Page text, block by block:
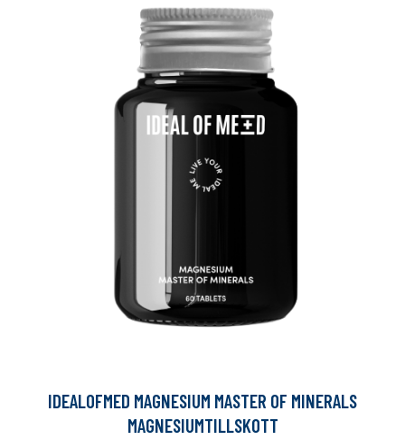
IDEALOFMED MAGNESIUM MASTER OF MINERALS
MAGNESIUMTILLSKOTT